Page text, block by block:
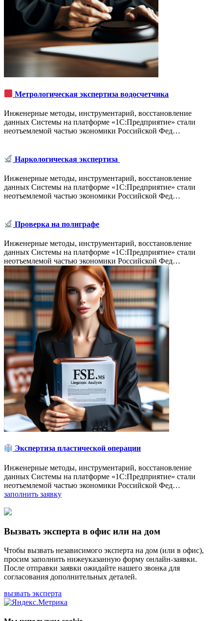
Метрологическая экспертиза водосчетчика
Инженерные методы, инструментарий, восстановление
данных Системы на платформе «1С:Предприятие» стали
неотъемлемой частью экономики Российской Фед…
Наркологическая экспертиза
Инженерные методы, инструментарий, восстановление
данных Системы на платформе «1С:Предприятие» стали
неотъемлемой частью экономики Российской Фед…
Проверка на полиграфе
Инженерные методы, инструментарий, восстановление
данных Системы на платформе «1С:Предприятие» стали
неотъемлемой частью экономики Российской Фед…
Экспертиза пластической операции
Инженерные методы, инструментарий, восстановление
данных Системы на платформе «1С:Предприятие» стали
неотъемлемой частью экономики Российской Фед…
заполнить заявку
Вызвать эксперта в офис или на дом
Чтобы вызвать независимого эксперта на дом (или в офис),
просим заполнить нижеуказанную форму онлайн-заявки.
После отправки заявки ожидайте нашего звонка для
согласования дополнительных деталей.
вызвать эксперта